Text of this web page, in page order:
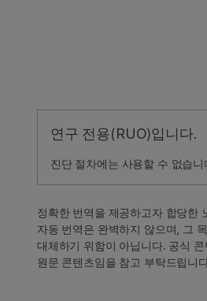
연구 전용(RUO)입니다.
진단 절차에는 사용할 수 없습니
정확한 번역을 제공하고자 합당한
자동 번역은 완벽하지 않으며, 그
대체하기 위함이 아닙니다. 공식
원문 콘텐츠임을 참고 부탁드립니